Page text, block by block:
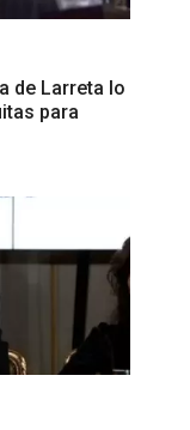
de Larreta lo
para